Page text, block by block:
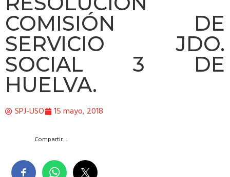
COMISIÓN DE
SERVICIO JDO.
SOCIAL 3 DE
HUELVA.
SPJ-USO 15 mayo, 2018
Compartir….